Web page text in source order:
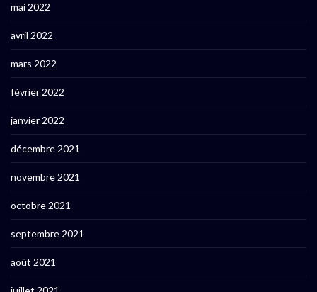
mai 2022
avril 2022
mars 2022
février 2022
janvier 2022
décembre 2021
novembre 2021
octobre 2021
septembre 2021
août 2021